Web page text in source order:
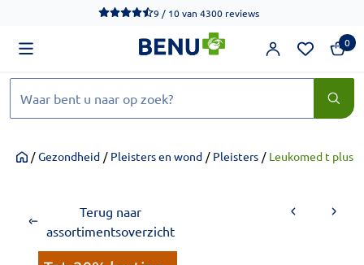
We werken momenteel hard aan het verbeteren van de
9 / 10van 4300 reviews
0
Home
/ Gezondheid / Pleisters en wond / Pleisters / Leukomed t plus
Terug naar
assortimentsoverzicht